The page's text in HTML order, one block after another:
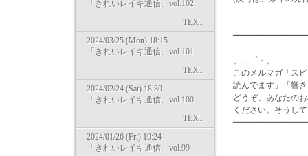
「きれいレイキ通信」vol.102
TEXT
2024/03/25 (Mon) 18:15
「きれいレイキ通信」vol.101
TEXT
2024/02/24 (Sat) 18:30
「きれいレイキ通信」vol.100
TEXT
2024/01/26 (Fri) 19:24
「きれいレイキ通信」vol.99
。．゜・。
このメルマガ「ス
読んでます」「響
どうぞ、あなたの
ください。そうし